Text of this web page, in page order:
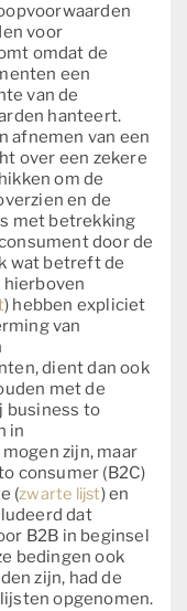
voor
omdat de
een
van de
hanteert.
afnemen van een
over een zekere
om de
en de
met betrekking
door de
wat betreft de
hierboven
) hebben expliciet
van
dient dan ook
met de
business to
in
zijn, maar
consumer (B2C)
(zwarte lijst) en
dat
B2B in beginsel
bedingen ook
zijn, had de
opgenomen.